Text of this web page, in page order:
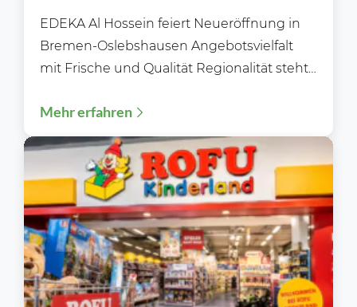
EDEKA Al Hossein feiert Neueröffnung in
Bremen-Oslebshausen Angebotsvielfalt
mit Frische und Qualität Regionalität steht
Flexibles und bequemes Einkaufen...
Mehr erfahren